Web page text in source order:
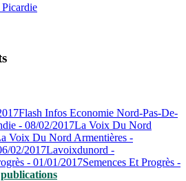
Flash Infos Economie Nord-Pas-De-
- 08/02/2017La Voix Du Nord
Voix Du Nord Armentières -
02/2017Lavoixdunord -
- 01/01/2017Semences Et Progrès -